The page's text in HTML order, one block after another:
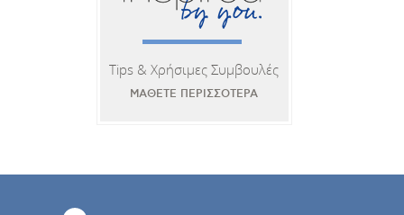
Tips & Χρήσιμες Συμβουλές
ΜΑΘΕΤΕ ΠΕΡΙΣΣΟΤΕΡΑ